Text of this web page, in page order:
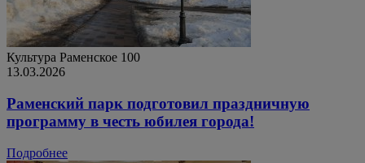
Культура Раменское 100
13.03.2026
Раменский парк подготовил праздничную
программу в честь юбилея города!
Подробнее